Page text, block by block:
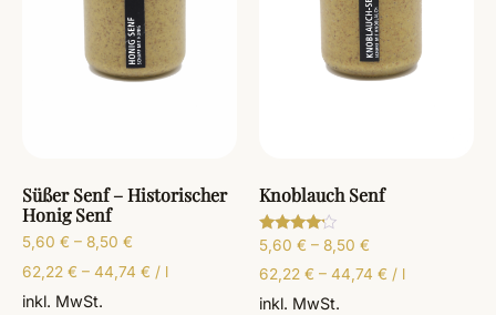
Süßer Senf – Historischer
Honig Senf
5,60 € – 8,50 €
62,22 € – 44,74 € / l
inkl. MwSt.
Knoblauch Senf
Bewertet
mit
4.00
von 5
5,60 € – 8,50 €
62,22 € – 44,74 € / l
inkl. MwSt.